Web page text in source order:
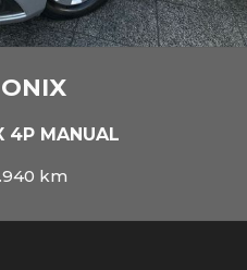
ONIX
4P MANUAL
km